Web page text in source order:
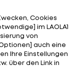
"Mit diesem
30 Jahren alles
Trainer
bis 2018 die
Cookies
im LAOLA1
von
auch eine
Ihre Einstellungen
über den Link in